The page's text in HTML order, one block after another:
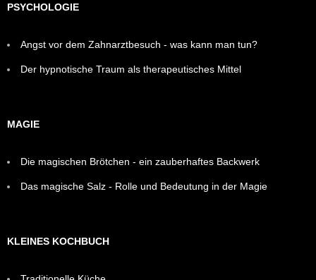
PSYCHOLOGIE
Angst vor dem Zahnarztbesuch - was kann man tun?
Der hypnotische Traum als therapeutisches Mittel
MAGIE
Die magischen Brötchen - ein zauberhaftes Backwerk
Das magische Salz - Rolle und Bedeutung in der Magie
KLEINES KOCHBUCH